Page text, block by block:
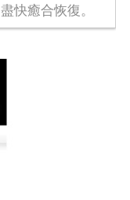
快癒合恢復。